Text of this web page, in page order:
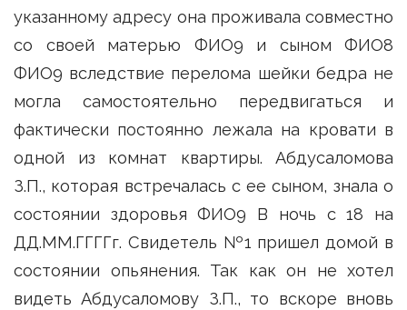
указанному адресу она проживала совместно
со своей матерью ФИО9 и сыном ФИО8
ФИО9 вследствие перелома шейки бедра не
могла самостоятельно передвигаться и
фактически постоянно лежала на кровати в
одной из комнат квартиры. Абдусаломова
З.П., которая встречалась с ее сыном, знала о
состоянии здоровья ФИО9 В ночь с 18 на
ДД.ММ.ГГГГг. Свидетель №1 пришел домой в
состоянии опьянения. Так как он не хотел
видеть Абдусаломову З.П., то вскоре вновь